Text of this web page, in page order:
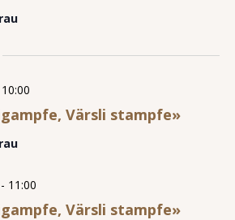
Värsli stampfe»
10:00
Värsli stampfe»
- 11:00